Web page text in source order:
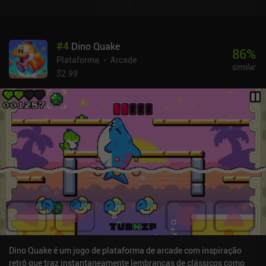
consistentemente vidas extras e atualizações, mesmo se
assistirmos a todos os anúncios. Embora não seja uma excelente
versão, o Bubble Bobble Classic pode proporcionar uma viagem
a versão original. No entanto, o jogo está repleto de anúncios que
aparecem ao acessar os menus, e os controles de toque são
medíocres, o que certamente frustrará alguns jogadores.
#4 Dino Quake
Plataforma
Arcade
$2.99
86%
similar
Dino Quake é um jogo de plataforma de arcade com inspiração
retrô que traz instantaneamente lembranças de clássicos como